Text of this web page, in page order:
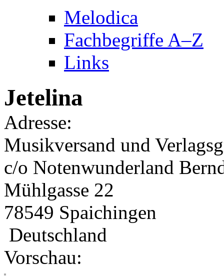
Melodica
Fachbegriffe A–Z
Links
Jetelina
Adresse:
Musikversand und
c/o Notenwunderland
Mühlgasse 22
78549 Spaichingen
Deutschland
Vorschau: